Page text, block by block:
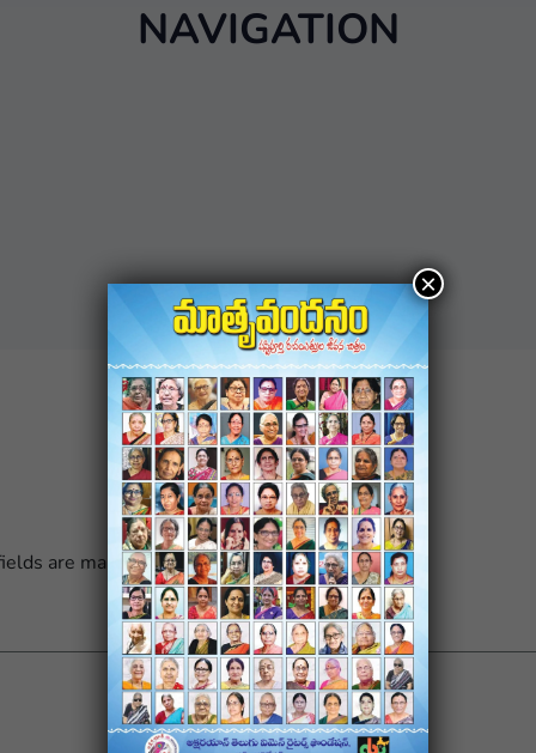
NAVIGATION
are marked*
×